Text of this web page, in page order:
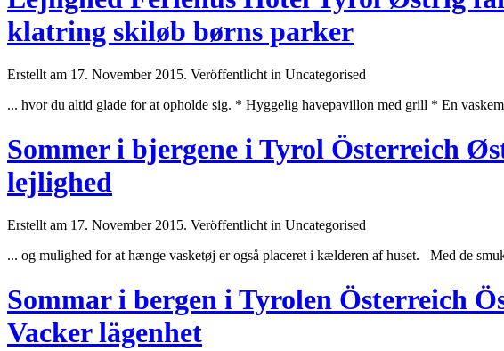
klatring skiløb børns parker
Erstellt am 17. November 2015. Veröffentlicht in Uncategorised
... hvor du altid glade for at opholde sig. * Hyggelig havepavillon med grill * En
Sommer i bjergene i Tyrol Österreich
lejlighed
Erstellt am 17. November 2015. Veröffentlicht in Uncategorised
... og mulighed for at hænge vasketøj er også placeret i kælderen af ​​huset. Med de
Sommar i bergen i Tyrolen Österreich
Vacker lägenhet